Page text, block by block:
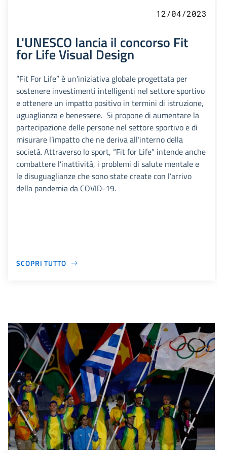
12/04/2023
L'UNESCO lancia il concorso Fit
for Life Visual Design
“Fit For Life” è un'iniziativa globale progettata per
sostenere investimenti intelligenti nel settore sportivo
e ottenere un impatto positivo in termini di istruzione,
uguaglianza e benessere. Si propone di aumentare la
partecipazione delle persone nel settore sportivo e di
misurare l’impatto che ne deriva all’interno della
società. Attraverso lo sport, “Fit for Life” intende anche
combattere l’inattività, i problemi di salute mentale e
le disuguaglianze che sono state create con l’arrivo
della pandemia da COVID-19.
SCOPRI TUTTO